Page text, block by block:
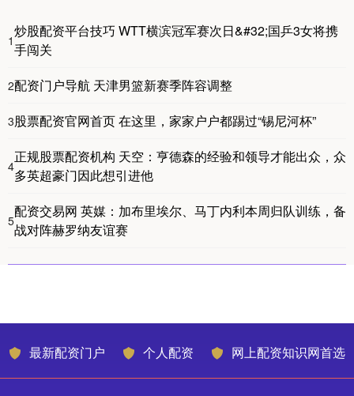
1
炒股配资平台技巧 WTT横滨冠军赛次日&#32;国乒3女将携
手闯关
2配资门户导航 天津男篮新赛季阵容调整
3股票配资官网首页 在这里，家家户户都踢过“锡尼河杯”
4
正规股票配资机构 天空：亨德森的经验和领导才能出众，众
多英超豪门因此想引进他
5
配资交易网 英媒：加布里埃尔、马丁内利本周归队训练，备
战对阵赫罗纳友谊赛
最新配资门户 个人配资 网上配资知识网首选